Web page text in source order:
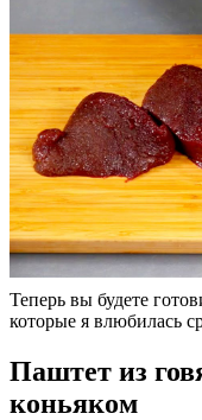
Теперь вы будете
которые я влюбилась
Паштет из
коньяком